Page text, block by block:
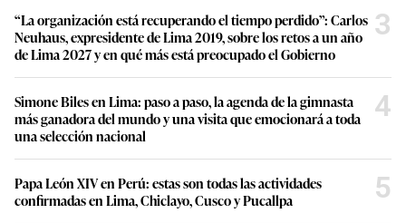
“La organización está recuperando el tiempo perdido”: Carlos
Neuhaus, expresidente de Lima 2019, sobre los retos a un año
de Lima 2027 y en qué más está preocupado el Gobierno
3
Simone Biles en Lima: paso a paso, la agenda de la gimnasta
más ganadora del mundo y una visita que emocionará a toda
una selección nacional
4
Papa León XIV en Perú: estas son todas las actividades
confirmadas en Lima, Chiclayo, Cusco y Pucallpa
5